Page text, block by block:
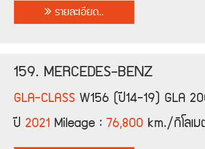
รายละเอียด..
159. MERCEDES-BENZ
GLA-CLASS W156 (ปี14-19) GLA
ปี 2021 Mileage :76,800 km./กิโลเ